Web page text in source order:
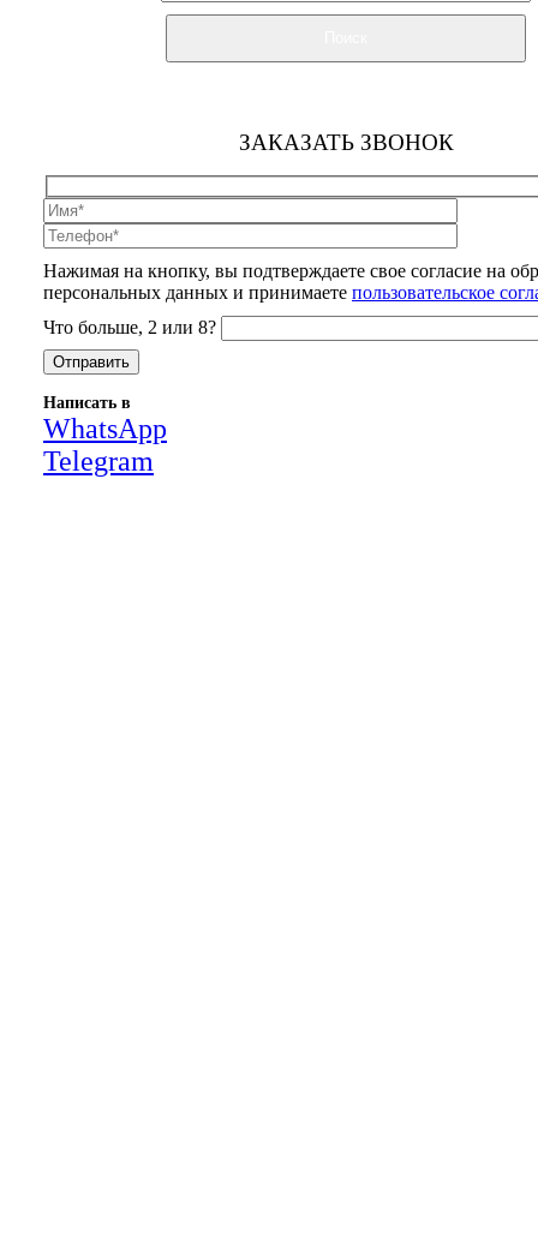
ЗАКАЗАТЬ ЗВОНОК
Нажимая на кнопку, вы подтверждаете свое согласие на
персональных данных и принимаете пользовательское
Что больше, 2 или 8?
Написать в
WhatsApp
Telegram